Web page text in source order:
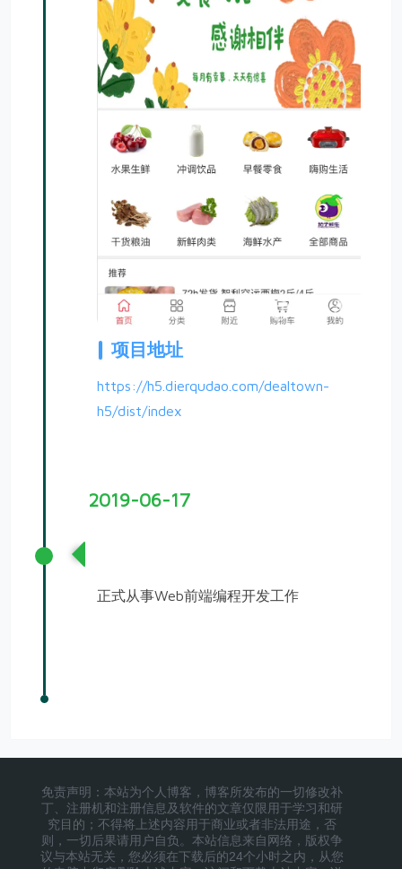
项目地址
https://h5.dierqudao.com/dealtown-
h5/dist/index
2019-06-17
正式从事Web前端编程开发工作
免责声明：本站为个人博客，博客所发布的一切修改补
丁、注册机和注册信息及软件的文章仅限用于学习和研
究目的；不得将上述内容用于商业或者非法用途，否
则，一切后果请用户自负。本站信息来自网络，版权争
议与本站无关，您必须在下载后的24个小时之内，从您